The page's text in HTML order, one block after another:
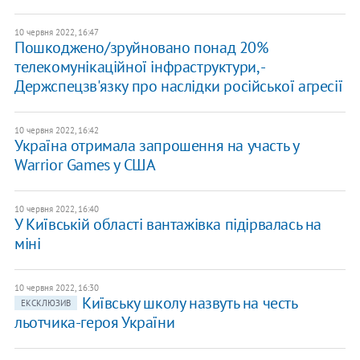
10 червня 2022, 16:47
Пошкоджено/зруйновано понад 20%
телекомунікаційної інфраструктури, -
Держспецзв'язку про наслідки російської агресії
10 червня 2022, 16:42
Україна отримала запрошення на участь у
Warrior Games у США
10 червня 2022, 16:40
У Київській області вантажівка підірвалась на
міні
10 червня 2022, 16:30
ЕКСКЛЮЗИВ
Київську школу назвуть на честь
льотчика-героя України